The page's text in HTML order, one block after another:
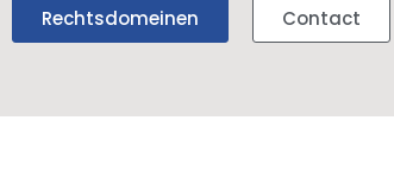
Rechtsdomeinen Contact